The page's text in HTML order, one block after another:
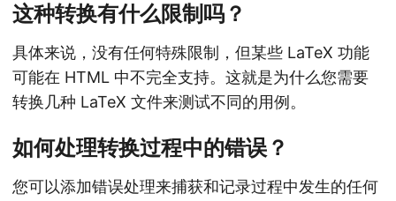
这种转换有什么限制吗？
具体来说，没有任何特殊限制，但某些 LaTeX 功能
可能在 HTML 中不完全支持。这就是为什么您需要
转换几种 LaTeX 文件来测试不同的用例。
如何处理转换过程中的错误？
您可以添加错误处理来捕获和记录过程中发生的任何